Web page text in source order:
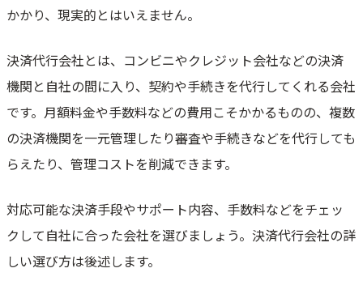
かかり、現実的とはいえません。
決済代行会社とは、コンビニやクレジット会社などの決済
機関と自社の間に入り、契約や手続きを代行してくれる会社
です。月額料金や手数料などの費用こそかかるものの、複数
の決済機関を一元管理したり審査や手続きなどを代行しても
らえたり、管理コストを削減できます。
対応可能な決済手段やサポート内容、手数料などをチェッ
クして自社に合った会社を選びましょう。決済代行会社の詳
しい選び方は後述します。